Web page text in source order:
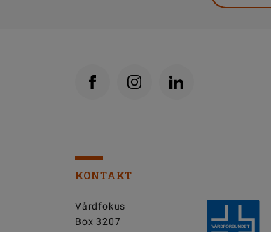
KONTAKT
Vårdfokus
Box 3207